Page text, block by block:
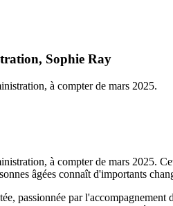
Sophie Ray
à compter de mars 2025.
à compter de mars 2025.
âgées connaît d'importants
passionnée par